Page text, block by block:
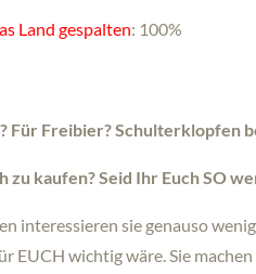
Land gespalten: 100%
Für Freibier? Schulterklopfen
kaufen? Seid Ihr Euch SO
interessieren sie genauso
EUCH wichtig wäre. Sie